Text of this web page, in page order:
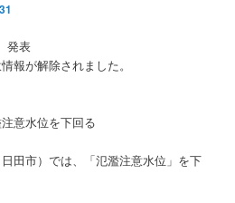
発表
報が解除されました。
意水位を下回る
田市）では、「氾濫注意水位」を下